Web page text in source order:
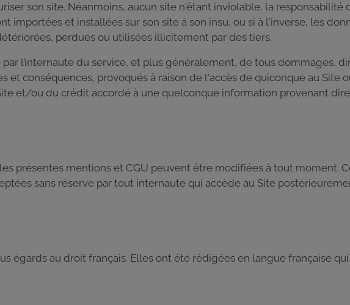
son site. Néanmoins, aucun site n'étant inviolable, la responsabilité
importées et installées sur son site à son insu, ou si à l'inverse, les
perdues ou utilisées illicitement par des tiers.
l’internaute du service, et plus généralement, de tous dommages,
et conséquences, provoqués à raison de l'accès de quiconque au Site
et/ou du crédit accordé à une quelconque information provenant
présentes mentions et CGU peuvent être modifiées à tout moment.
sans réserve par tout internaute qui accède au Site
égards au droit français. Elles ont été rédigées en langue française